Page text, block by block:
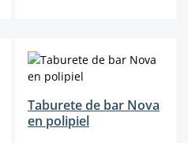
Taburete de bar Nova
en polipiel